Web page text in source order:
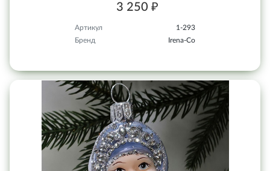
3 250 ₽
Артикул
1-293
Бренд
Irena-Co